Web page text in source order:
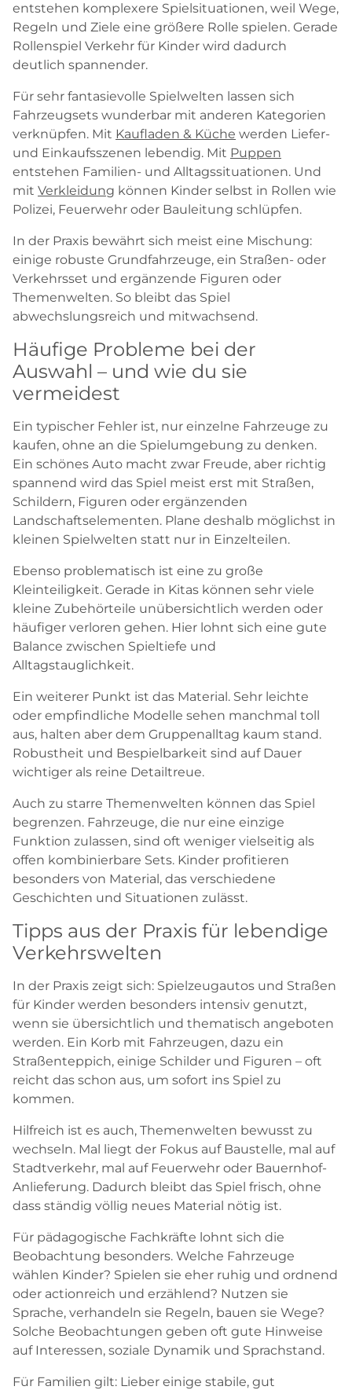
entstehen komplexere Spielsituationen, weil Wege,
Regeln und Ziele eine größere Rolle spielen. Gerade
Rollenspiel Verkehr für Kinder wird dadurch
deutlich spannender.
Für sehr fantasievolle Spielwelten lassen sich
Fahrzeugsets wunderbar mit anderen Kategorien
verknüpfen. Mit Kaufladen & Küche werden Liefer-
und Einkaufsszenen lebendig. Mit Puppen
entstehen Familien- und Alltagssituationen. Und
mit Verkleidung können Kinder selbst in Rollen wie
Polizei, Feuerwehr oder Bauleitung schlüpfen.
In der Praxis bewährt sich meist eine Mischung:
einige robuste Grundfahrzeuge, ein Straßen- oder
Verkehrsset und ergänzende Figuren oder
Themenwelten. So bleibt das Spiel
abwechslungsreich und mitwachsend.
Häufige Probleme bei der
Auswahl – und wie du sie
vermeidest
Ein typischer Fehler ist, nur einzelne Fahrzeuge zu
kaufen, ohne an die Spielumgebung zu denken.
Ein schönes Auto macht zwar Freude, aber richtig
spannend wird das Spiel meist erst mit Straßen,
Schildern, Figuren oder ergänzenden
Landschaftselementen. Plane deshalb möglichst in
kleinen Spielwelten statt nur in Einzelteilen.
Ebenso problematisch ist eine zu große
Kleinteiligkeit. Gerade in Kitas können sehr viele
kleine Zubehörteile unübersichtlich werden oder
häufiger verloren gehen. Hier lohnt sich eine gute
Balance zwischen Spieltiefe und
Alltagstauglichkeit.
Ein weiterer Punkt ist das Material. Sehr leichte
oder empfindliche Modelle sehen manchmal toll
aus, halten aber dem Gruppenalltag kaum stand.
Robustheit und Bespielbarkeit sind auf Dauer
wichtiger als reine Detailtreue.
Auch zu starre Themenwelten können das Spiel
begrenzen. Fahrzeuge, die nur eine einzige
Funktion zulassen, sind oft weniger vielseitig als
offen kombinierbare Sets. Kinder profitieren
besonders von Material, das verschiedene
Geschichten und Situationen zulässt.
Tipps aus der Praxis für lebendige
Verkehrswelten
In der Praxis zeigt sich: Spielzeugautos und Straßen
für Kinder werden besonders intensiv genutzt,
wenn sie übersichtlich und thematisch angeboten
werden. Ein Korb mit Fahrzeugen, dazu ein
Straßenteppich, einige Schilder und Figuren – oft
reicht das schon aus, um sofort ins Spiel zu
kommen.
Hilfreich ist es auch, Themenwelten bewusst zu
wechseln. Mal liegt der Fokus auf Baustelle, mal auf
Stadtverkehr, mal auf Feuerwehr oder Bauernhof-
Anlieferung. Dadurch bleibt das Spiel frisch, ohne
dass ständig völlig neues Material nötig ist.
Für pädagogische Fachkräfte lohnt sich die
Beobachtung besonders. Welche Fahrzeuge
wählen Kinder? Spielen sie eher ruhig und ordnend
oder actionreich und erzählend? Nutzen sie
Sprache, verhandeln sie Regeln, bauen sie Wege?
Solche Beobachtungen geben oft gute Hinweise
auf Interessen, soziale Dynamik und Sprachstand.
Für Familien gilt: Lieber einige stabile, gut